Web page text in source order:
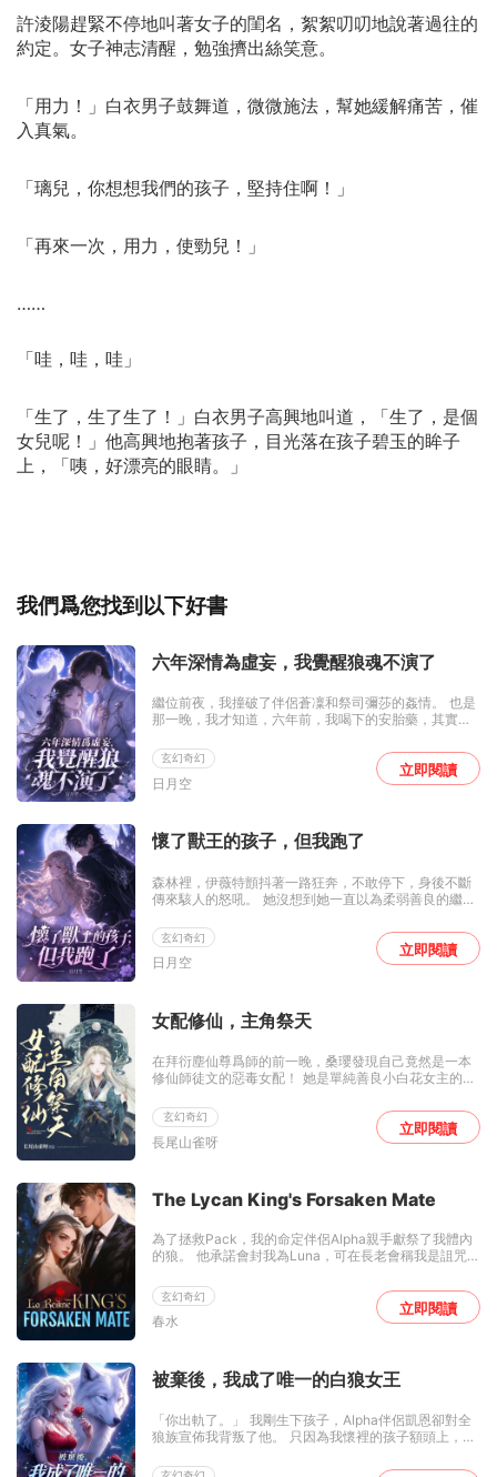
許淩陽趕緊不停地叫著女子的閨名，絮絮叨叨地說著過往的
約定。女子神志清醒，勉強擠出絲笑意。
「用力！」白衣男子鼓舞道，微微施法，幫她緩解痛苦，催
入真氣。
「璃兒，你想想我們的孩子，堅持住啊！」
「再來一次，用力，使勁兒！」
……
「哇，哇，哇」
「生了，生了生了！」白衣男子高興地叫道，「生了，是個
女兒呢！」他高興地抱著孩子，目光落在孩子碧玉的眸子
上，「咦，好漂亮的眼睛。」
我們爲您找到以下好書
六年深情為虛妄，我覺醒狼魂不演了
玄幻奇幻
日月空
繼位前夜，我撞破了伴侶蒼凜和祭司彌莎的姦情。 也是
那一晚，我才知道，六年前，我喝下的安胎藥，其實是
在了腹中。 我昏迷生產時，他們抱走屍體，又把兩人的
私生子塞進我懷裡，還聯手殺死了我的父親。 我替仇人
養了六年孩子。 甚至，他們還要搶走我的首領之位！ 繼
魂無法生育，還長期虐待孩子。 所有人都逼我退位。 可
我只是看著伴侶蒼凜得意的表情，扯了扯嘴角。 「蒼
立即閱讀
懷了獸王的孩子，但我跑了
玄幻奇幻
日月空
森林裡，伊薇特顫抖著一路狂奔，不敢停下，身後不斷
傳來駭人的怒吼。 她沒想到她一直以為柔弱善良的繼
著走出來的地方。 她被獸人追殺，只能絕望逃命，卻不
料闖入了更加危險的境地。 失控獸化的男人不斷逼近，
滾燙的身軀覆在她身上，她被迫承受。 事後，她倉皇逃
眼的殘暴伯爵。 莊園大門被關上的瞬間，一雙金色獸瞳
落在她身上。 「孩子是誰的？」男人語氣陰沉。 可熟悉
立即閱讀
女配修仙，主角祭天
玄幻奇幻
長尾山雀呀
在拜衍塵仙尊爲師的前一晚，桑瓔發現自己竟然是一本
修仙師徒文的惡毒女配！ 她是單純善良小白花女主的對
主的東西。最後她死在了女主愛慕者的手下，純淨的冰
靈根也成了修補女主靈根的藥引。就連自己父母留下的
財寶法器，都被當做是補償，入了女主的口袋。 剛剛知
修，那女劍修的師父竟是有劍道第一人之稱的衍塵仙
尊。衆人聞言，紛紛嘲諷女劍修不知好歹，轉頭卻發
人！
立即閱讀
The Lycan King's Forsaken Mate
玄幻奇幻
春水
為了拯救Pack，我的命定伴侶Alpha親手獻祭了我體內
的狼。 他承諾會封我為Luna，可在長老會稱我是詛咒
獻給北境最殘暴的Lycan King。 月圓之夜，他化為野
獸，力量失控。 人人避之不及，唯獨我逆流而上，一步
步靠近他。 所有人都在等著看我怎麼死。 然而我觸碰到
立即閱讀
被棄後，我成了唯一的白狼女王
「你出軌了。」 我剛生下孩子，Alpha伴侶凱恩卻對全
狼族宣佈我背叛了他。 只因為我懷裡的孩子額頭上，有
有點像傳說裡的白狼印記？」 大廳短暫安靜。 艾琳卻嗤